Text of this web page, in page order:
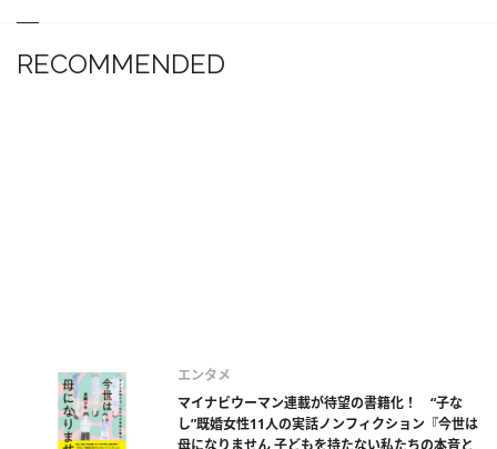
RECOMMENDED
エンタメ
マイナビウーマン連載が待望の書籍化！ “子な
し”既婚女性11人の実話ノンフィクション『今世は
母になりません 子どもを持たない私たちの本音と